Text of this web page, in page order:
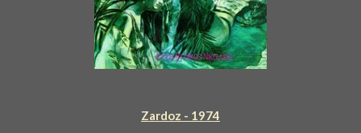
Zardoz - 1974